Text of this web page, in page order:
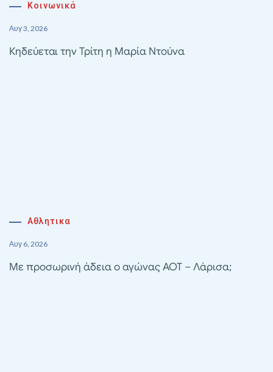
Κοινωνικά
Αυγ 3, 2026
Κηδεύεται την Τρίτη η Μαρία Ντούνα
Αθλητικα
Αυγ 6, 2026
Με προσωρινή άδεια ο αγώνας ΑΟΤ – Λάρισα;